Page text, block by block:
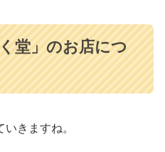
堂」のお店につ
きますね。